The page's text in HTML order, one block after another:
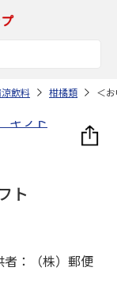
飲料 柑橘類 ＜
ト
：（株）郵便